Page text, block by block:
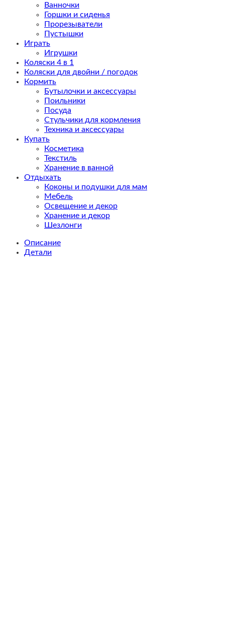
Ванночки
Горшки и сиденья
Прорезыватели
Пустышки
Играть
Игрушки
Коляски 4 в 1
Коляски для двойни / погодок
Кормить
Бутылочки и аксессуары
Поильники
Посуда
Стульчики для кормления
Техника и аксессуары
Купать
Косметика
Текстиль
Хранение в ванной
Отдыхать
Коконы и подушки для мам
Мебель
Освещение и декор
Хранение и декор
Шезлонги
Описание
Детали